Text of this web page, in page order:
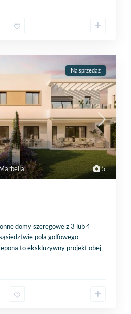
5
Na sprzedaż
domy szeregowe z 3 lub 4
pola golfowego
to ekskluzywny projekt obej